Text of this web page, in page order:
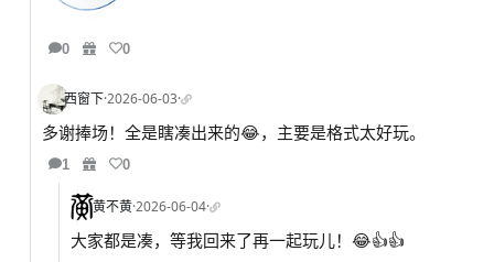
0 0
西窗下·2026-06-03·
多谢捧场！全是瞎凑出来的😂，主要是格式太好玩。
1 0
黄不黄·2026-06-04·
大家都是凑，等我回来了再一起玩儿！😂👍👍